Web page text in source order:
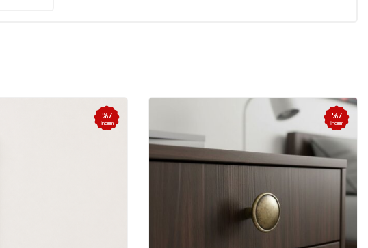
%7
İndirim
%7
İndirim